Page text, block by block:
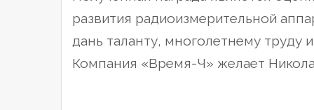
развития радиоизмерительной
дань таланту, многолетнему труду
Компания «Время-Ч» желает